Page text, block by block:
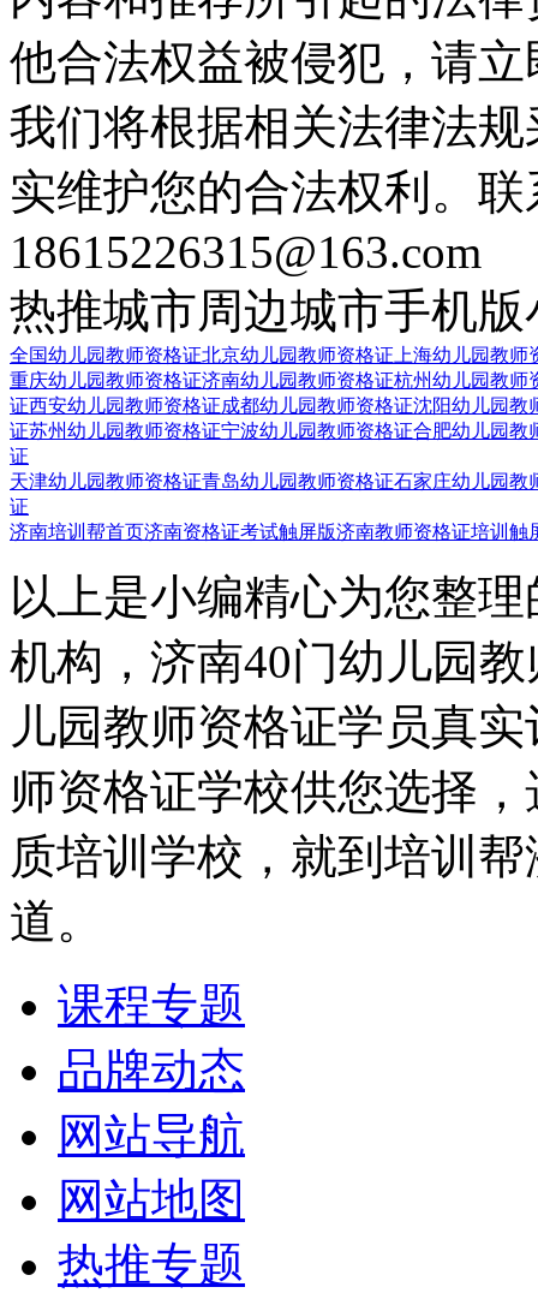
他合法权益被侵犯，请
我们将根据相关法律法
实维护您的合法权利。
18615226315@163.com
热推城市周边城市手机版
全国幼儿园教师资格证北京幼儿园教师资格证 上海幼儿园教师
重庆幼儿园教师资格证济南幼儿园教师资格证杭州幼儿园教师
证西安幼儿园教师资格证成都幼儿园教师资格证沈阳幼儿园教
证苏州幼儿园教师资格证宁波幼儿园教师资格证合肥幼儿园教
证
天津幼儿园教师资格证青岛幼儿园教师资格证石家庄幼儿园教
证
济南培训帮首页济南资格证考试触屏版济南教师资格证培训触
以上是小编精心为您整
机构，济南40门幼儿园
儿园教师资格证学员真
师资格证学校供您选择
质培训学校，就到培训
道。
课程专题
品牌动态
网站导航
网站地图
热推专题